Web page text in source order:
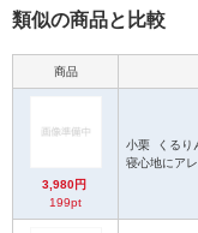
類似の商品と比較
商品
3,980円
199pt
小栗
寝心地にア